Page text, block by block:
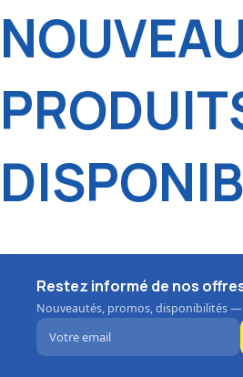
Restez informé de nos
Nouveautés, promos, disponibilités